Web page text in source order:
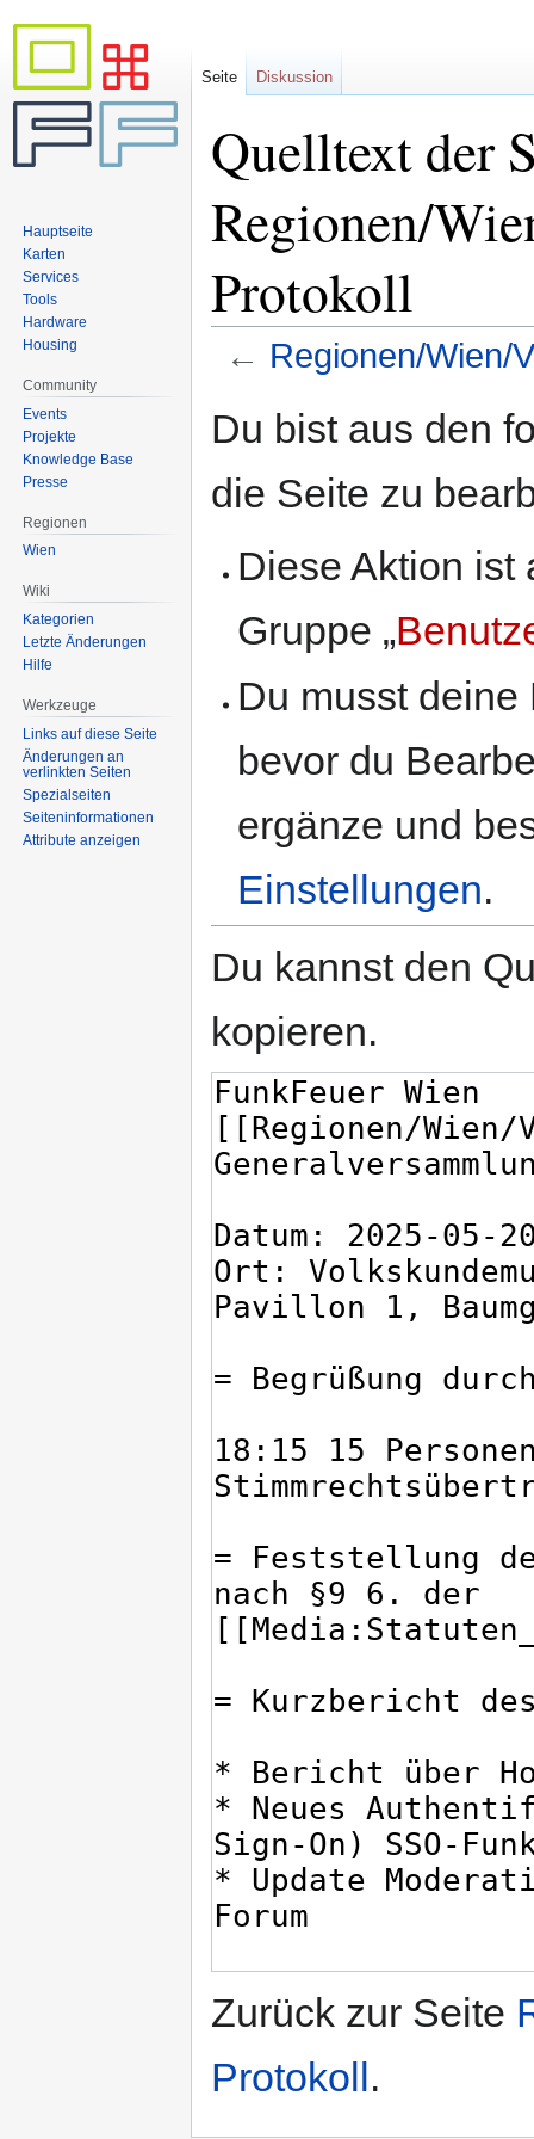
Quelltext der
Regionen/
Protokoll
← Regionen/Wien/
Navigation
Suche
Du bist aus den
die Seite zu
Diese Aktion ist
Gruppe „
Du musst
bevor du
ergänze und
Einstellungen.
Du kannst den
kopieren.
Zurück zur Seite
Protokoll .
Seite Diskussion
Hauptseite
Karten
Services
Tools
Hardware
Housing
Community
Events
Projekte
Knowledge Base
Presse
Regionen
Wien
Wiki
Kategorien
Letzte Änderungen
Hilfe
Werkzeuge
Links auf diese Seite
Änderungen an
verlinkten Seiten
Spezialseiten
Seiten­informationen
Attribute anzeigen